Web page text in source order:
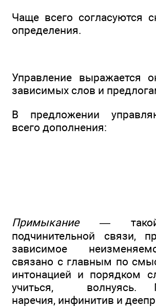
Чаще всего согласуются
определения.
Управление выражается
зависимых слов и
В предложении
всего дополнения:
Примыкание —
подчинительной связи,
зависимое
связано с главным по
интонацией и порядком
учиться,
волнуясь.
наречия, инфинитив и